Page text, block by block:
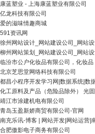
康蓝塑业 - 上海康蓝塑业有限公司
亿龙科技有限公司
爱的滋味情趣商城
591资讯网
徐州网站设计_网站建设公司_网站
柳州网站策划_网站建设公司_网站
临汾市公户化妆品有限公司，化妆
北京芝思堂网络科技有限公司
都昌小程序开发学习网|数据系统|数
化工原料及产品（危险品除外） 光
靖江市涂建机电有限公司
青岛玉盈新娇商贸有限公司-官网
南充乐讯-博客 | 网站开发|网站运营|
合肥傲影电子商务有限公司